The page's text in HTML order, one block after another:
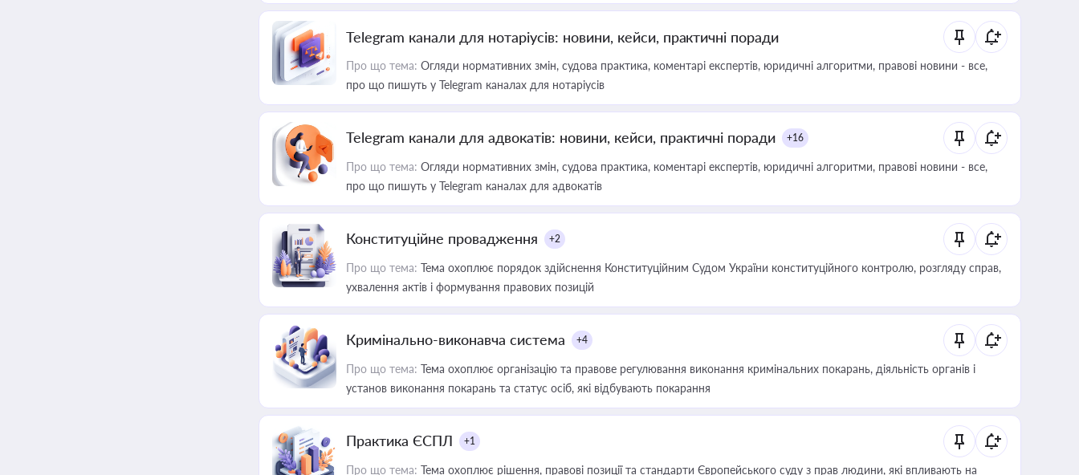
Telegram канали для нотаріусів: новини, кейси, практичні поради
Про що тема: Огляди нормативних змін, судова практика, коментарі експертів, юридичні алгоритми, правові новини - все,
про що пишуть у Telegram каналах для нотаріусів
Telegram канали для адвокатів: новини, кейси, практичні поради +16
Про що тема: Огляди нормативних змін, судова практика, коментарі експертів, юридичні алгоритми, правові новини - все,
про що пишуть у Telegram каналах для адвокатів
Конституційне провадження +2
Про що тема: Тема охоплює порядок здійснення Конституційним Судом України конституційного контролю, розгляду справ,
ухвалення актів і формування правових позицій
Кримінально-виконавча система +4
Про що тема: Тема охоплює організацію та правове регулювання виконання кримінальних покарань, діяльність органів і
установ виконання покарань та статус осіб, які відбувають покарання
Практика ЄСПЛ +1
Про що тема: Тема охоплює рішення, правові позиції та стандарти Європейського суду з прав людини, які впливають на